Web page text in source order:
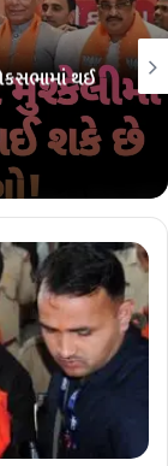
26 માંથી 26ની